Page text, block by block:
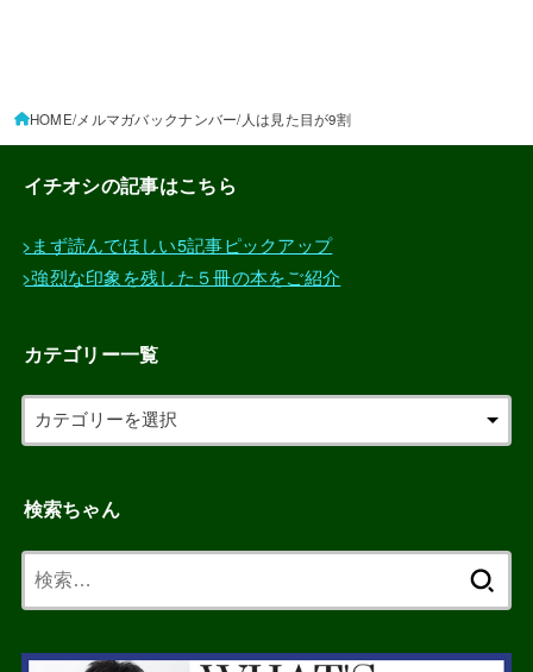
HOME メルマガバックナンバー 人は見た目が9割
イチオシの記事はこちら
>まず読んでほしい5記事ピックアップ
>強烈な印象を残した５冊の本をご紹介
カテゴリー一覧
検索ちゃん